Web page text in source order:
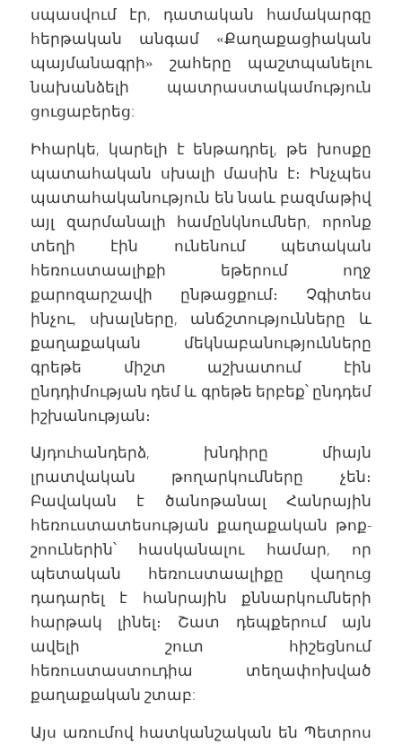
սպասվում էր, դատական համակարգը
հերթական անգամ «Քաղաքացիական
պայմանագրի» շահերը պաշտպանելու
նախանձելի պատրաստակամություն
ցուցաբերեց:
Իհարկե, կարելի է ենթադրել, թե խոսքը
պատահական սխալի մասին է։ Ինչպես
պատահականություն են նաև բազմաթիվ
այլ զարմանալի համընկնումներ, որոնք
տեղի էին ունենում պետական
հեռուստաալիքի եթերում ողջ
քարոզարշավի ընթացքում։ Չգիտես
ինչու, սխալները, անճշտությունները և
քաղաքական մեկնաբանությունները
գրեթե միշտ աշխատում էին
ընդդիմության դեմ և գրեթե երբեք՝ ընդդեմ
իշխանության։
Այդուհանդերձ, խնդիրը միայն
լրատվական թողարկումները չեն։
Բավական է ծանոթանալ Հանրային
հեռուստատեսության քաղաքական թոք-
շոուներին՝ հասկանալու համար, որ
պետական հեռուստաալիքը վաղուց
դադարել է հանրային քննարկումների
հարթակ լինել։ Շատ դեպքերում այն
ավելի շուտ հիշեցնում
հեռուստաստուդիա տեղափոխված
քաղաքական շտաբ:
Այս առումով հատկանշական են Պետրոս